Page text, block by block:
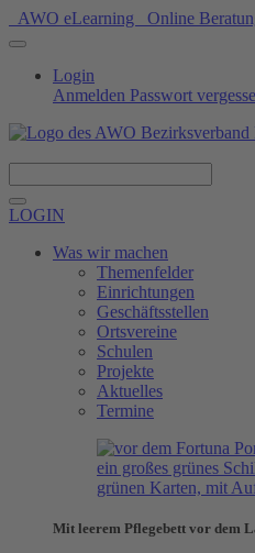
AWO eLearning Online
Login
Anmelden Passwort
LOGIN
Was wir machen
Themenfelder
Einrichtungen
Geschäftsstellen
Ortsvereine
Schulen
Projekte
Aktuelles
Termine
Mit leerem Pflegebett vor dem